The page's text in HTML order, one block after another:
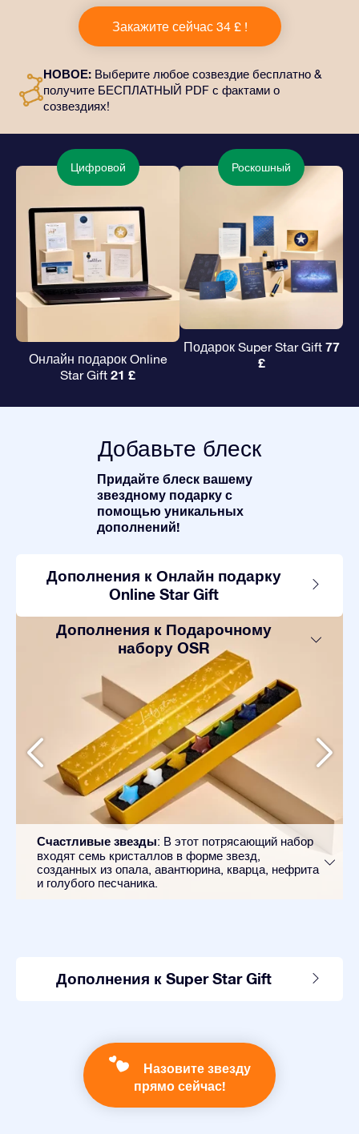
заблестели с нашим подарочным набором OSR! В
него входит красивый конверт и
персонализированные документы, которые будут
цифровые материалы и возможность бесплатно
пользоваться нашими приложениями. Это
волшебный и вечный подарок друзьям и любимым.
Закажите сейчас 34 £ !
НОВОЕ: Выберите любое созвездие бесплатно &
получите БЕСПЛАТНЫЙ PDF с фактами о
созвездиях!
Цифровой
Онлайн подарок Online
Star Gift 21 £
Роскошный
Подарок Super Star Gift 77
£
Добавьте блеск
Придайте блеск вашему
звездному подарку с
помощью уникальных
дополнений!
Дополнения к Онлайн подарку
Online Star Gift
Дополнения к Подарочному
набору OSR
Счастливые звезды: В этот потрясающий набор
входят семь кристаллов в форме звезд,
созданных из опала, авантюрина, кварца, нефрита
и голубого песчаника.
Дополнения к Super Star Gift
Назовите звезду
прямо сейчас!